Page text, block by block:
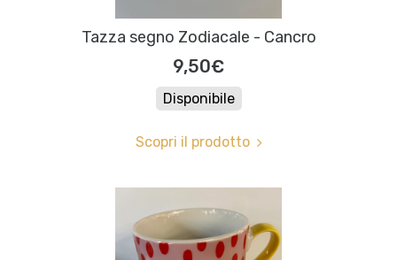
Tazza segno Zodiacale - Cancro
9,50€
Disponibile
Scopri il prodotto